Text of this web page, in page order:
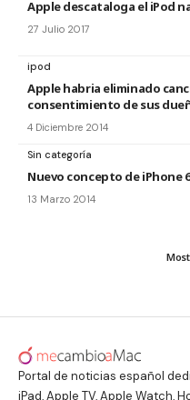
Apple descataloga el iPod
27 Julio 2017
ipod
Apple habria eliminado
consentimiento de sus
4 Diciembre 2014
Sin categoría
Nuevo concepto de iPhone
13 Marzo 2014
Portal de noticias español
iPad, Apple TV, Apple Watch,